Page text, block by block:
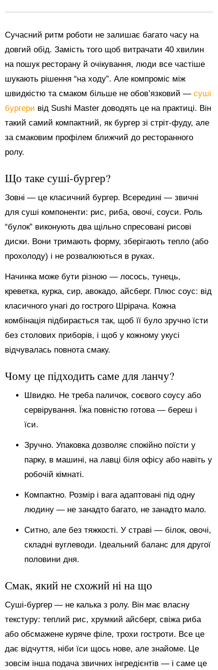
Сучасний ритм роботи не залишає багато часу на
довгий обід. Замість того щоб витрачати 40 хвилин
на пошук ресторану й очікування, люди все частіше
шукають рішення “на ходу”. Але компроміс між
швидкістю та смаком більше не обов’язковий — суші
бургери від Sushi Master доводять це на практиці. Він
такий самий компактний, як бургер зі стріт-фуду, але
за смаковим профілем ближчий до ресторанного
ролу.
Що таке суші-бургер?
Зовні — це класичний бургер. Всередині — звичні
для суші компоненти: рис, риба, овочі, соуси. Роль
“булок” виконують два щільно спресовані рисові
диски. Вони тримають форму, зберігають тепло (або
прохолоду) і не розвалюються в руках.
Начинка може бути різною — лосось, тунець,
креветка, курка, сир, авокадо, айсберг. Плюс соус: від
класичного унагі до гострого Шрірача. Кожна
комбінація підбирається так, щоб її було зручно їсти
без столових приборів, і щоб у кожному укусі
відчувалась повнота смаку.
Чому це підходить саме для ланчу?
Швидко. Не треба паличок, соєвого соусу або
сервірування. Їжа повністю готова — береш і
їси.
Зручно. Упаковка дозволяє спокійно поїсти у
парку, в машині, на лавці біля офісу або навіть у
робочій кімнаті.
Компактно. Розмір і вага адаптовані під одну
людину — не занадто багато, не занадто мало.
Ситно, але без тяжкості. У страві — білок, овочі,
складні вуглеводи. Ідеальний баланс для другої
половини дня.
Смак, який не схожий ні на що
Суші-бургер — не калька з ролу. Він має власну
текстуру: теплий рис, хрумкий айсберг, свіжа риба
або обсмажене куряче філе, трохи гостроти. Все це
дає відчуття, ніби їси щось нове, але знайоме. Це
зовсім інша подача звичних інгредієнтів — і саме це